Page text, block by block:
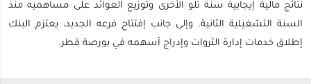
نتائج مالية إيجابية سنة تلو الأخرى وتوزيع العوائد على مساهميه منذ
السنة التشغيلية الثانية. وإلى جانب إفتتاح فرعه الجديد، يعتزم البنك
إطلاق خدمات إدارة الثروات وإدراج أسهمه في بورصة قطر.